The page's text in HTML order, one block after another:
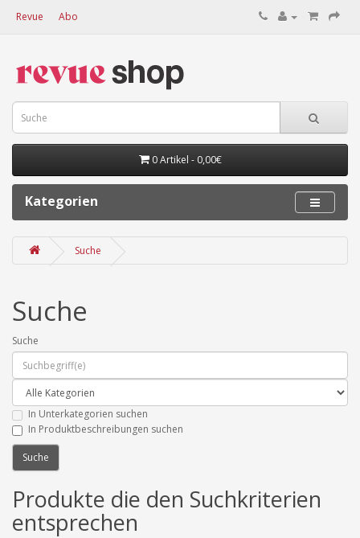
Revue Abo
0 Artikel - 0,00€
Kategorien
Suche
Suche
Suche
In Unterkategorien suchen
In Produktbeschreibungen suchen
Produkte die den Suchkriterien
entsprechen